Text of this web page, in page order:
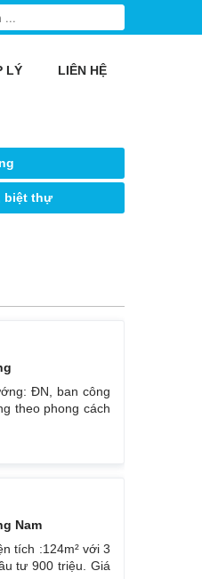
LÝ LIÊN HỆ
biệt thự
ĐN, ban công
theo phong cách
Nam
tích :124m² với 3
tư 900 triệu. Giá